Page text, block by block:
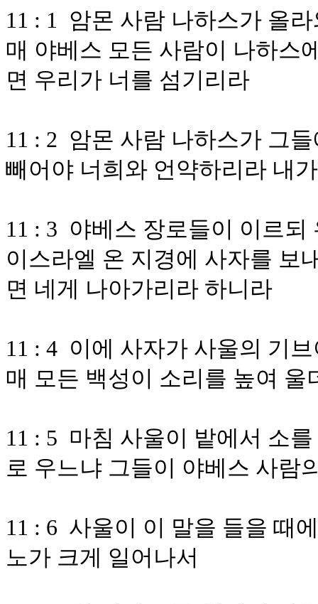
11 : 1 암몬 사람 나하스가 올
매 야베스 모든 사람이 나하스
면 우리가 너를 섬기리라
11 : 2 암몬 사람 나하스가 그
빼어야 너희와 언약하리라 내
11 : 3 야베스 장로들이 이르
이스라엘 온 지경에 사자를 보
면 네게 나아가리라 하니라
11 : 4 이에 사자가 사울의 기
매 모든 백성이 소리를 높여 울
11 : 5 마침 사울이 밭에서 소
로 우느냐 그들이 야베스 사람
11 : 6 사울이 이 말을 들을 때
노가 크게 일어나서